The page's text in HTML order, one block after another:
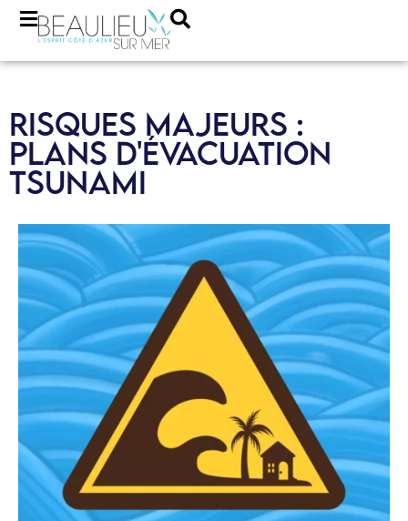
RISQUES MAJEURS :
PLANS D'ÉVACUATION
TSUNAMI